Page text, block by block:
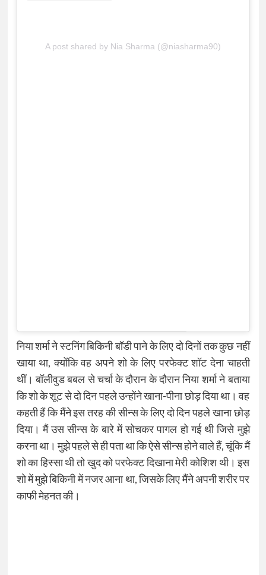
A post shared by Nia Sharma (@niasharma90)
निया शर्मा ने स्टनिंग बिकिनी बॉडी पाने के लिए दो दिनों तक कुछ नहीं
खाया था, क्योंकि वह अपने शो के लिए परफेक्ट शॉट देना चाहती
थीं। बॉलीवुड बबल से चर्चा के दौरान के दौरान निया शर्मा ने बताया
कि शो के शूट से दो दिन पहले उन्होंने खाना-पीना छोड़ दिया था। वह
कहती हैं कि मैंने इस तरह की सीन्स के लिए दो दिन पहले खाना छोड़
दिया। मैं उस सीन्स के बारे में सोचकर पागल हो गई थी जिसे मुझे
करना था। मुझे पहले से ही पता था कि ऐसे सीन्स होने वाले हैं, चूंकि मैं
शो का हिस्सा थी तो खुद को परफेक्ट दिखाना मेरी कोशिश थी। इस
शो में मुझे बिकिनी में नजर आना था, जिसके लिए मैंने अपनी शरीर पर
काफी मेहनत की।